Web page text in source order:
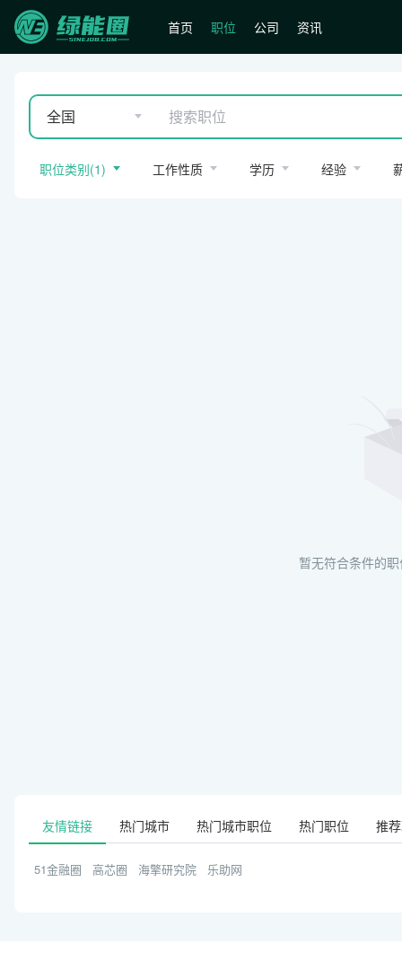
首页 职位 公司 资讯
全国
职位类别(1) 工作性质 学历 经验
暂无符合条件的
友情链接 热门城市 热门城市职位 热门职位 推
51金融圈 高芯圈 海擎研究院 乐助网